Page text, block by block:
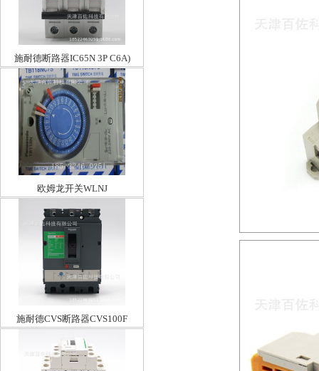
施耐德断路器IC65N 3P C6A)
欧姆龙开关WLNJ
施耐德CVS断路器CVS100F
TM80D 3P3D